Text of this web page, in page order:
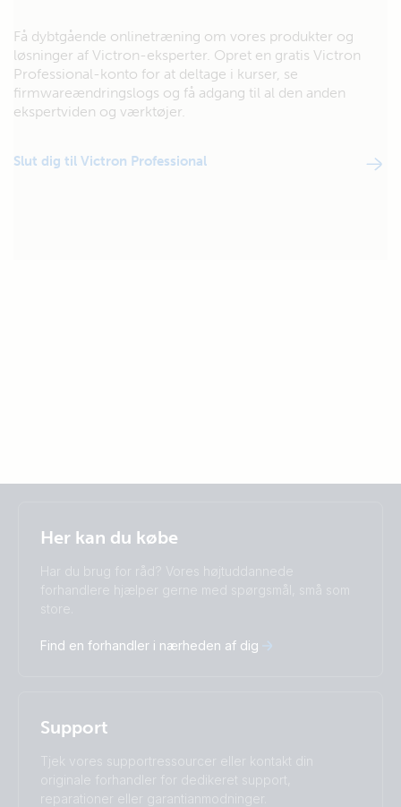
Få dybtgående onlinetræning om vores produkter og
løsninger af Victron-eksperter. Opret en gratis Victron
Professional-konto for at deltage i kurser, se
firmwareændringslogs og få adgang til al den anden
ekspertviden og værktøjer.
Slut dig til Victron Professional
Dansk
Change language
Čeština
Dansk
Italiano
Magyar
Suomalainen
Русский
Українська
中國人
Subscribe
Her kan du købe
Har du brug for råd? Vores højtuddannede
forhandlere hjælper gerne med spørgsmål, små som
store.
Find en forhandler i nærheden af dig
Support
Tjek vores supportressourcer eller kontakt din
originale forhandler for dedikeret support,
reparationer eller garantianmodninger.